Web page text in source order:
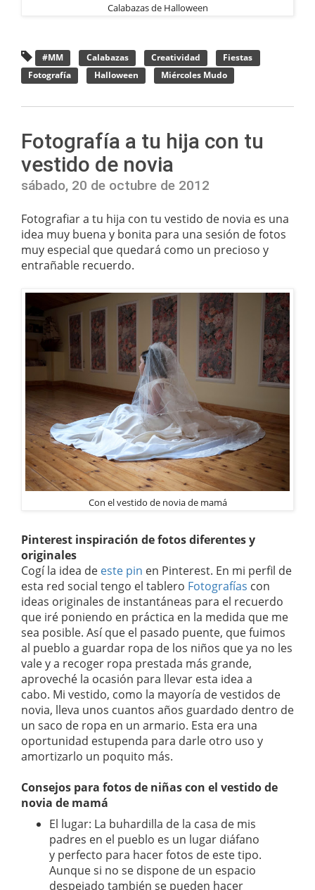
Calabazas de Halloween
#MM Calabazas Creatividad
Fiestas
Fotografía
Halloween Miércoles Mudo
Fotografía a tu hija con tu
vestido de novia
sábado, 20 de octubre de 2012
Fotografiar a tu hija con tu vestido de novia es una
idea muy buena y bonita para una sesión de fotos
muy especial que quedará como un precioso y
entrañable recuerdo.
Con el vestido de novia de mamá
Pinterest inspiración de fotos diferentes y
originales
Cogí la idea de este pin en Pinterest. En mi perfil de
esta red social tengo el tablero Fotografías con
ideas originales de instantáneas para el recuerdo
que iré poniendo en práctica en la medida que me
sea posible. Así que el pasado puente, que fuimos
al pueblo a guardar ropa de los niños que ya no les
vale y a recoger ropa prestada más grande,
aproveché la ocasión para llevar esta idea a
cabo. Mi vestido, como la mayoría de vestidos de
novia, lleva unos cuantos años guardado dentro de
un saco de ropa en un armario. Esta era una
oportunidad estupenda para darle otro uso y
amortizarlo un poquito más.
Consejos para fotos de niñas con el vestido de
novia de mamá
El lugar: La buhardilla de la casa de mis
padres en el pueblo es un lugar diáfano
y perfecto para hacer fotos de este tipo.
Aunque si no se dispone de un espacio
despejado también se pueden hacer